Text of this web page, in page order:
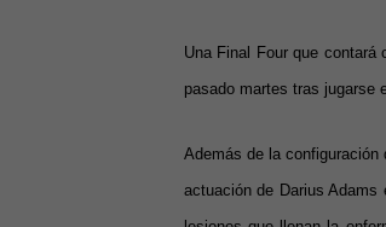
Una Final Four que
pasado martes tras jugarse
Además de la
actuación de Darius Adams